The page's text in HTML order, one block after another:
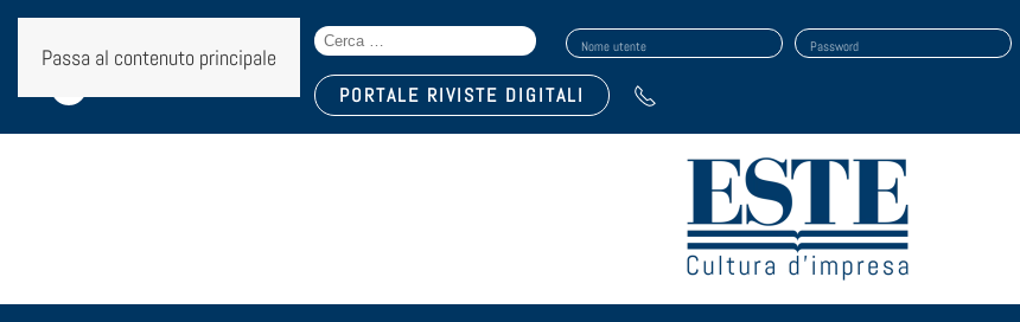
Passa al contenuto principale
Seguici sui social:
Search
for:
Nome utente Password
PORTALE RIVISTE DIGITALI